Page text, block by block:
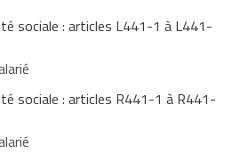
qui vous permet de
des soins liés à l'accident du
cette feuille à chaque
consulté (médecin, infirmier,
sociale : articles L441-1 à L441-
sociale : articles R441-1 à R441-